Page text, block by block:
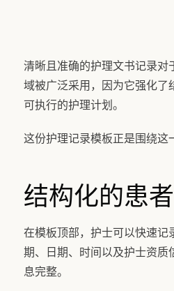
清晰且准确的护理文书记录
域被广泛采用，因为它强化
可执行的护理计划。
这份护理记录模板正是围绕这
结构化的患
在模板顶部，护士可以快速记
期、日期、时间以及护士资
息完整。